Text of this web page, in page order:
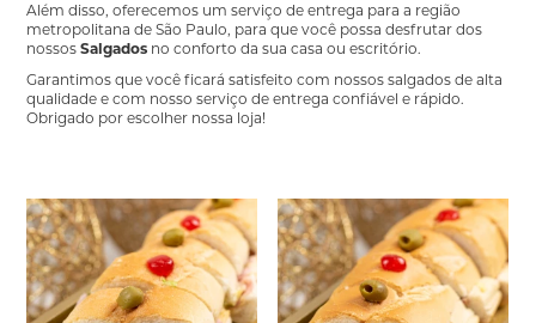
Além disso, oferecemos um serviço de entrega para a região
metropolitana de São Paulo, para que você possa desfrutar dos
nossosSalgados no conforto da sua casa ou escritório.
Garantimos que você ficará satisfeito com nossos salgados de alta
qualidade e com nosso serviço de entrega confiável e rápido.
Obrigado por escolher nossa loja!